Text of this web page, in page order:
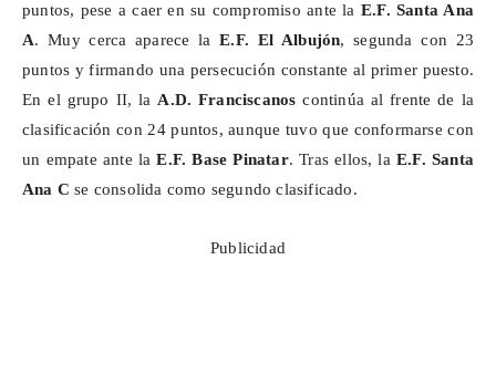
puntos, pese a caer en su compromiso ante la E.F. Santa Ana
A. Muy cerca aparece laE.F. El Albujón, segunda con 23
puntos y firmando una persecución constante al primer puesto.
En el grupo II, la A.D. Franciscanos continúa al frente de la
clasificación con 24 puntos, aunque tuvo que conformarse con
un empate ante laE.F. Base Pinatar. Tras ellos, laE.F. Santa
Ana C se consolida como segundo clasificado.
Publicidad